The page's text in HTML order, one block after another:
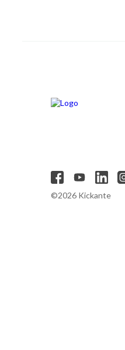
©2026 Kickante